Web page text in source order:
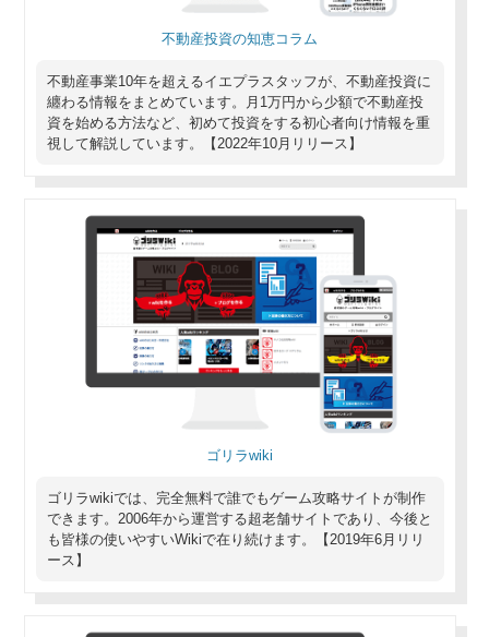
不動産投資の知恵コラム
不動産事業10年を超えるイエプラスタッフが、不動産投資に
纏わる情報をまとめています。月1万円から少額で不動産投
資を始める方法など、初めて投資をする初心者向け情報を重
視して解説しています。【2022年10月リリース】
ゴリラwiki
ゴリラwikiでは、完全無料で誰でもゲーム攻略サイトが制作
できます。2006年から運営する超老舗サイトであり、今後と
も皆様の使いやすいWikiで在り続けます。【2019年6月リリ
ース】